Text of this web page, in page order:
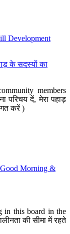
Development
के सदस्यों का
members
परिचय दें, मेरा पहाड़
करें )
Morning &
in this board in the
की सीमा में रहते